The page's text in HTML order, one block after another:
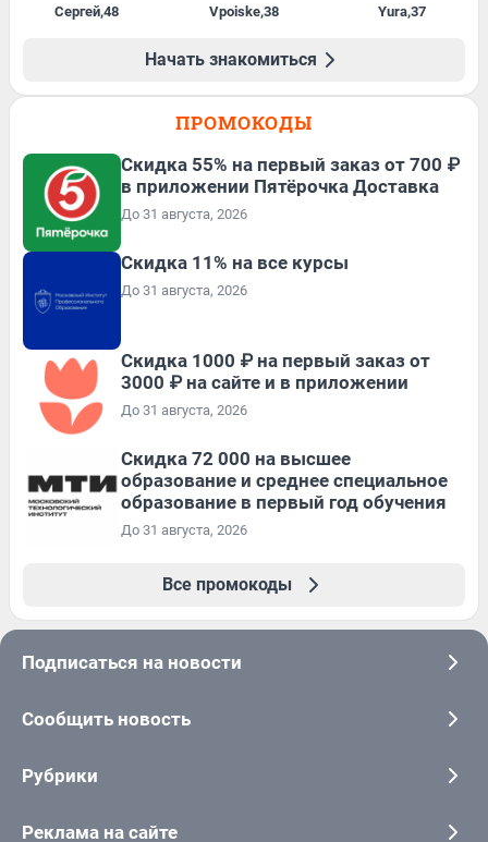
Сергей,48 Vpoiske,38 Yura,37
Начать знакомиться
ПРОМОКОДЫ
Скидка 55% на первый заказ от 700 ₽
в приложении Пятёрочка Доставка
До 31 августа, 2026
Скидка 11% на все курсы
До 31 августа, 2026
Скидка 1000 ₽ на первый заказ от
3000 ₽ на сайте и в приложении
До 31 августа, 2026
Скидка 72 000 на высшее
образование и среднее специальное
образование в первый год обучения
До 31 августа, 2026
Все промокоды
Подписаться на новости
Сообщить новость
Рубрики
Реклама на сайте